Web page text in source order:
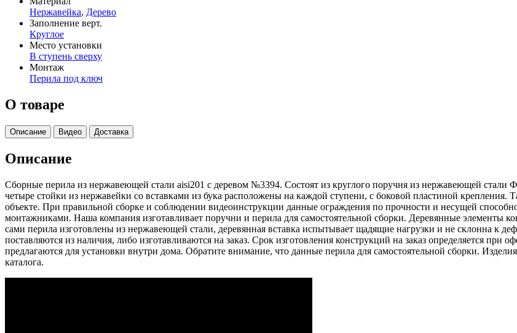
Нержавейка, Дерево
Заполнение верт.
Круглое
Место установки
В ступень сверху
Монтаж
Перила под ключ
О товаре
Описание Видео Доставка
Описание
Сборные перила из нержавеющей стали aisi201 с деревом №3394. Состоят из круглого поручня из нержавеющей
четыре стойки из нержавейки со вставками из бука расположены на каждой ступени, с боковой пластиной
объекте. При правильной сборке и соблюдении видеоинструкции данные ограждения по прочности и несущей
монтажниками. Наша компания изготавливает поручни и перила для самостоятельной сборки. Деревянные элементы
сами перила изготовлены из нержавеющей стали, деревянная вставка испытывает щадящие нагрузки и не склонна к
поставляются из наличия, либо изготавливаются на заказ. Срок изготовления конструкций на заказ определяется
предлагаются для установки внутри дома. Обратите внимание, что данные перила для самостоятельной сборки.
каталога.